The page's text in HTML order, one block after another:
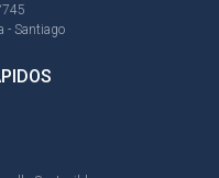
- Santiago